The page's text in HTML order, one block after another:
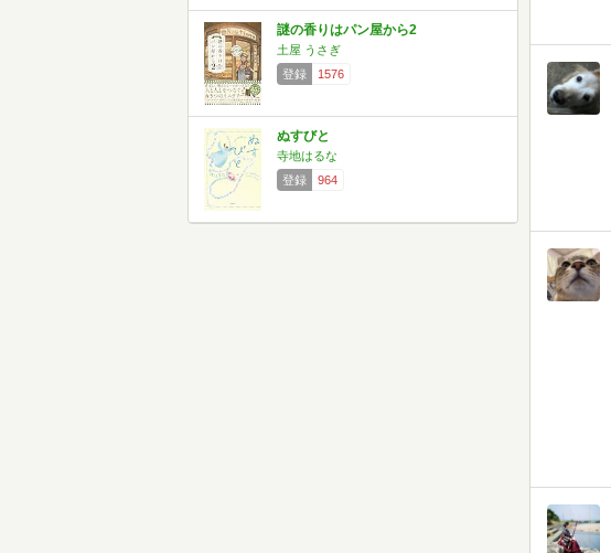
謎の香りはパン屋から2
土屋 うさぎ
登録
1576
ぬすびと
寺地はるな
登録
964